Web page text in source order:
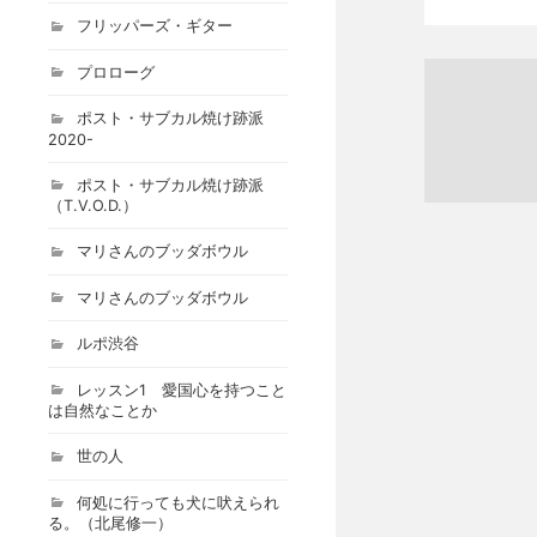
フリッパーズ・ギター
プロローグ
ポスト・サブカル焼け跡派
2020-
ポスト・サブカル焼け跡派
（T.V.O.D.）
マリさんのブッダボウル
マリさんのブッダボウル
ルポ渋谷
レッスン1 愛国心を持つこと
は自然なことか
世の人
何処に行っても犬に吠えられ
る。（北尾修一）